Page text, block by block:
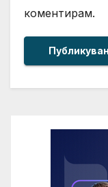
коментирам.